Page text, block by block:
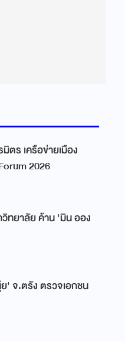
ร เครือข่ายเมือง
2026
ทยาลัย ค้าน 'มิน ออง
' จ.ตรัง ตรวจเอกชน